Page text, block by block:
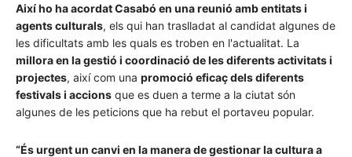
Així ho ha acordat Casabó en una reunió amb entitats i
agents culturals, els qui han traslladat al candidat algunes de
les dificultats amb les quals es troben en l'actualitat. La
millora en la gestió i coordinació de les diferents activitats i
projectes, així com una promoció eficaç dels diferents
festivals i accions que es duen a terme a la ciutat són
algunes de les peticions que ha rebut el portaveu popular.
“És urgent un canvi en la manera de gestionar la cultura a